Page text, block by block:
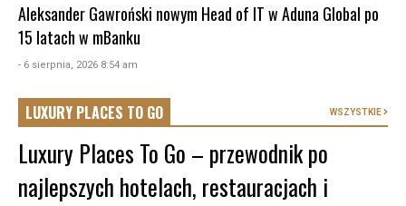
Aleksander Gawroński nowym Head of IT w Aduna Global po
15 latach w mBanku
- 6 sierpnia, 2026 8:54 am
LUXURY PLACES TO GO WSZYSTKIE
Luxury Places To Go – przewodnik po
najlepszych hotelach, restauracjach i